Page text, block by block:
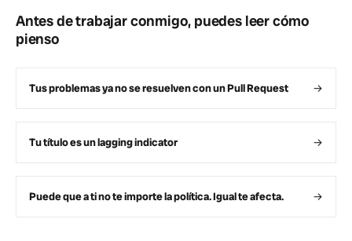
Antes de trabajar conmigo, puedes leer cómo
pienso
Tus problemas ya no se resuelven con un Pull Request →
Tu título es un lagging indicator →
Puede que a ti no te importe la política. Igual te afecta. →